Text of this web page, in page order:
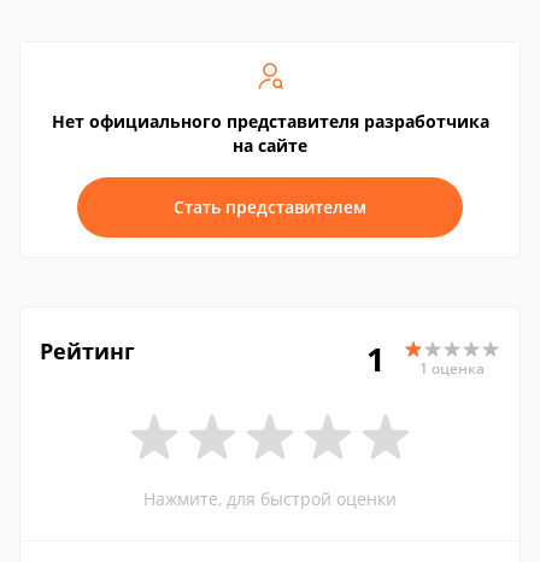
Нет официального представителя разработчика
на сайте
Стать представителем
Рейтинг 1 1 оценка
Нажмите, для быстрой оценки